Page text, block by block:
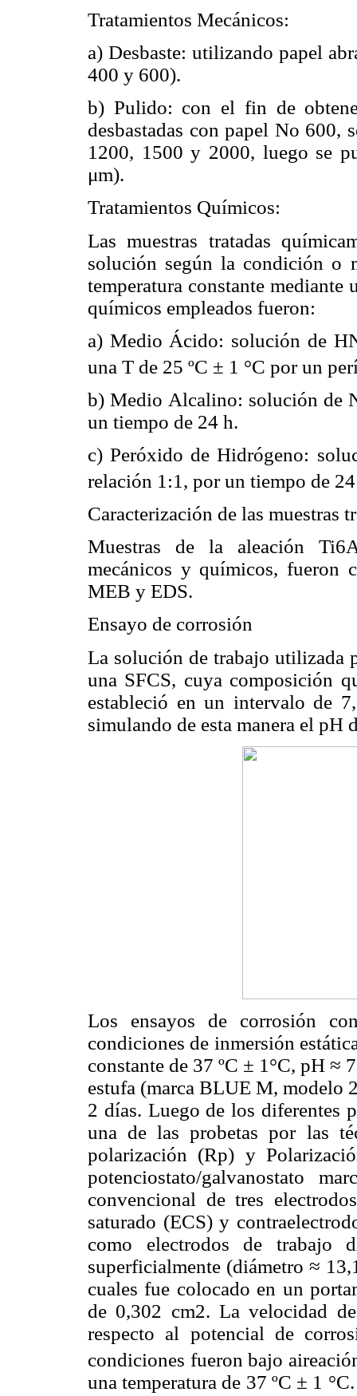
Tratamientos Mecánicos:
a) Desbaste: utilizando papel
400 y 600).
b) Pulido: con el fin de
desbastadas con papel No 600,
1200, 1500 y 2000, luego se
μm).
Tratamientos Químicos:
Las muestras tratadas
solución según la condición o
temperatura constante mediante
químicos empleados fueron:
a) Medio Ácido: solución de
una T de 25 ºC ± 1 °C por un
b) Medio Alcalino: solución de
un tiempo de 24 h.
c) Peróxido de Hidrógeno:
relación 1:1, por un tiempo de
Caracterización de las muestras
Muestras de la aleación
mecánicos y químicos, fueron
MEB y EDS.
Ensayo de corrosión
La solución de trabajo utilizada
una SFCS, cuya composición
estableció en un intervalo de
simulando de esta manera el pH
Los ensayos de corrosión
condiciones de inmersión
constante de 37 ºC ± 1°C, pH ≈
estufa (marca BLUE M, modelo
2 días. Luego de los diferentes
una de las probetas por las
polarización (Rp) y
potenciostato/galvanostato
convencional de tres
saturado (ECS) y
como electrodos de trabajo
superficialmente (diámetro ≈
cuales fue colocado en un
de 0,302 cm2. La velocidad
respecto al potencial de
condiciones fueron bajo
una temperatura de 37 ºC ± 1